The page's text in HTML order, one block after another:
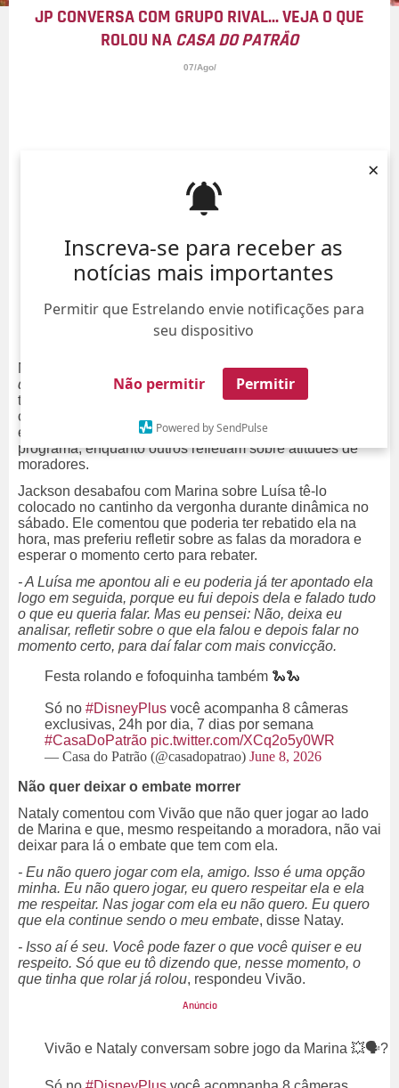
Inscreva-se para receber as
notícias mais importantes
Permitir que Estrelando envie notificações para
seu dispositivo
Não permitir Permitir
Powered by SendPulse
×
JP CONVERSA COM GRUPO RIVAL... VEJA O QUE
ROLOU NACASA DO PATRÃO
07/Ago/
No último domingo, dia 7, rolou mais uma festa na
do Patrão
. Os moradores pularam e se divertiram com o
tema São João, mas o pula-fogueira ficou mesmo para as
conversas entre os grupos sobre seus rivais. Alguns
estavam analisando os patrões que já rolaram no
programa, enquanto outros refletiam sobre atitudes de
moradores.
Jackson desabafou com Marina sobre Luísa tê-lo
colocado no cantinho da vergonha durante dinâmica no
sábado. Ele comentou que poderia ter rebatido ela na
hora, mas preferiu refletir sobre as falas da moradora e
esperar o momento certo para rebater.
- A Luísa me apontou ali e eu poderia já ter apontado ela
logo em seguida, porque eu fui depois dela e falado tudo
o que eu queria falar. Mas eu pensei: Não, deixa eu
analisar, refletir sobre o que ela falou e depois falar no
momento certo, para daí falar com mais convicção.
Festa rolando e fofoquinha também 🐍🐍
Só no #DisneyPlus você acompanha 8 câmeras
exclusivas, 24h por dia, 7 dias por semana
#CasaDoPatrão pic.twitter.com/XCq2o5y0WR
— Casa do Patrão (@casadopatrao) June 8, 2026
Não quer deixar o embate morrer
Nataly comentou com Vivão que não quer jogar ao lado
de Marina e que, mesmo respeitando a moradora, não vai
deixar para lá o embate que tem com ela.
- Eu não quero jogar com ela, amigo. Isso é uma opção
minha. Eu não quero jogar, eu quero respeitar ela e ela
me respeitar. Nas jogar com ela eu não quero. Eu quero
que ela continue sendo o meu embate, disse Natay.
- Isso aí é seu. Você pode fazer o que você quiser e eu
respeito. Só que eu tô dizendo que, nesse momento, o
que tinha que rolar já rolou, respondeu Vivão.
Vivão e Nataly conversam sobre jogo da Marina 💥🗣?